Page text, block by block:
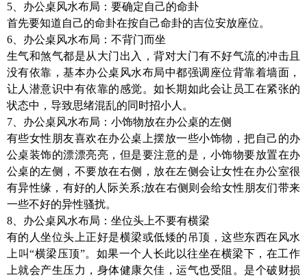
5、办公桌风水布局：要确定自己的命卦
首先要知道自己的命卦在按自己命卦的吉位安放座位。
6、办公桌风水布局：不背门而坐
生气和煞气都是从大门出入，背对大门有不好气流的冲击且
没有依靠，基本办公桌风水布局中都强调座位背靠着墙面，
让人潜意识中有依靠的感觉。如长期如此会让员工在紧张的
状态中，导致思绪混乱的同时招小人。
7、办公桌风水布局：小饰物放在办公桌的左侧
有些女性朋友喜欢在办公桌上摆放一些小饰物，把自己的办
公桌装饰的漂漂亮亮，但是要注意的是，小饰物要放置在办
公桌的左侧，不要放在右侧，放在左侧会让女性在办公室很
有异性缘，有好的人际关系;放在右侧则会给女性朋友们带来
一些不好的异性骚扰。
8、办公桌风水布局：坐位头上不要有横梁
有的人坐位头上正好是横梁或低矮的吊顶，这些东西在风水
上叫“横梁压顶”。如果一个人长此以往坐在横梁下，在工作
上就会产生压力，身体健康欠佳，运气也受阻。是个破财损